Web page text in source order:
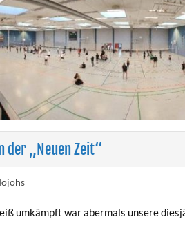
der „Neuen Zeit“
umkämpft war abermals unsere